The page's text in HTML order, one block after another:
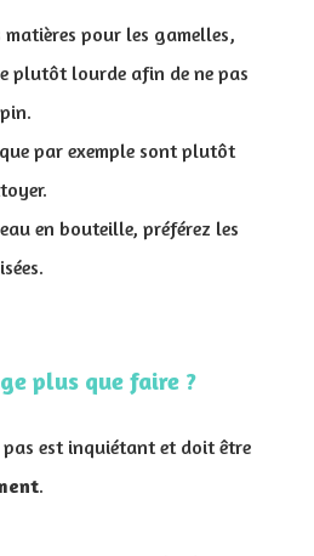
matières pour les gamelles,
plutôt lourde afin de ne pas
par exemple sont plutôt
en bouteille, préférez les
plus que faire ?
est inquiétant et doit être
.